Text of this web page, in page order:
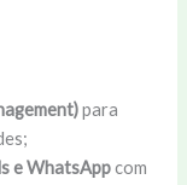
para
e WhatsAppcom